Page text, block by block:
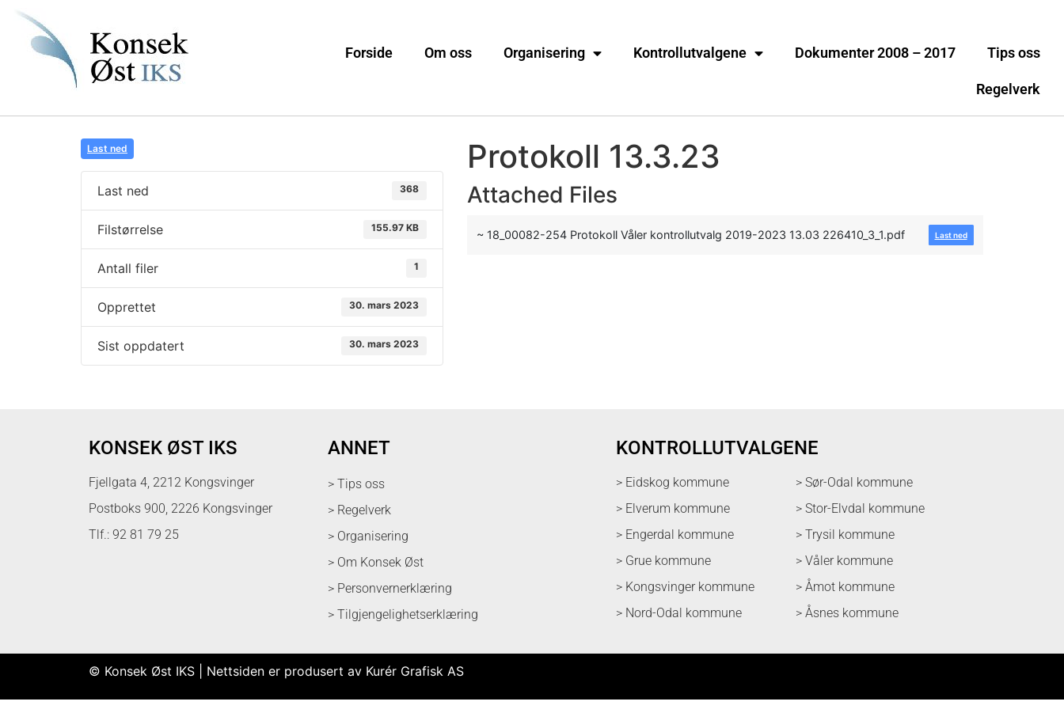
Forside Om oss Organisering Kontrollutvalgene Dokumenter 2008 – 2017 Tips oss
Regelverk
Last ned
Last ned 368
Filstørrelse 155.97 KB
Antall filer 1
Opprettet 30. mars 2023
Sist oppdatert 30. mars 2023
Protokoll 13.3.23
Attached Files
~ 18_00082-254 Protokoll Våler kontrollutvalg 2019-2023 13.03 226410_3_1.pdf Last ned
KONSEK ØST IKS
Fjellgata 4, 2212 Kongsvinger
Postboks 900, 2226 Kongsvinger
Tlf.: 92 81 79 25
ANNET
> Tips oss
> Regelverk
> Organisering
> Om Konsek Øst
> Personvernerklæring
> Tilgjengelighetserklæring
KONTROLLUTVALGENE
> Eidskog kommune
> Elverum kommune
> Engerdal kommune
> Grue kommune
> Kongsvinger kommune
> Nord-Odal kommune
> Sør-Odal kommune
> Stor-Elvdal kommune
> Trysil kommune
> Våler kommune
> Åmot kommune
> Åsnes kommune
© Konsek Øst IKS | Nettsiden er produsert av Kurér Grafisk AS